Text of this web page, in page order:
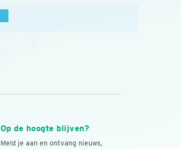
Op de hoogte blijven?
Meld je aan en ontvang nieuws,